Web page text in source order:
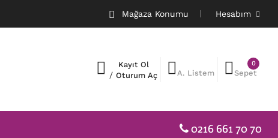
Mağaza Konumu Hesabım
Kayıt Ol
/ Oturum Aç A. Listem
0
Sepet
0216 661 70 70